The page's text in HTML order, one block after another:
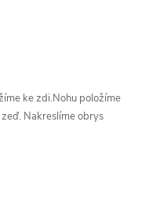
ke zdi.Nohu položíme
Nakreslíme obrys